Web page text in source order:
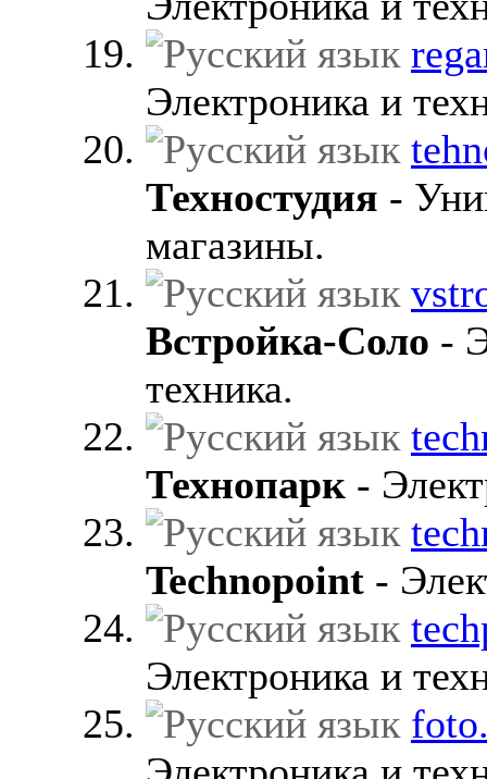
Электроника и
Техностудия -
магазины.
Встройка-Соло -
техника.
Технопарк -
Technopoint -
Электроника и